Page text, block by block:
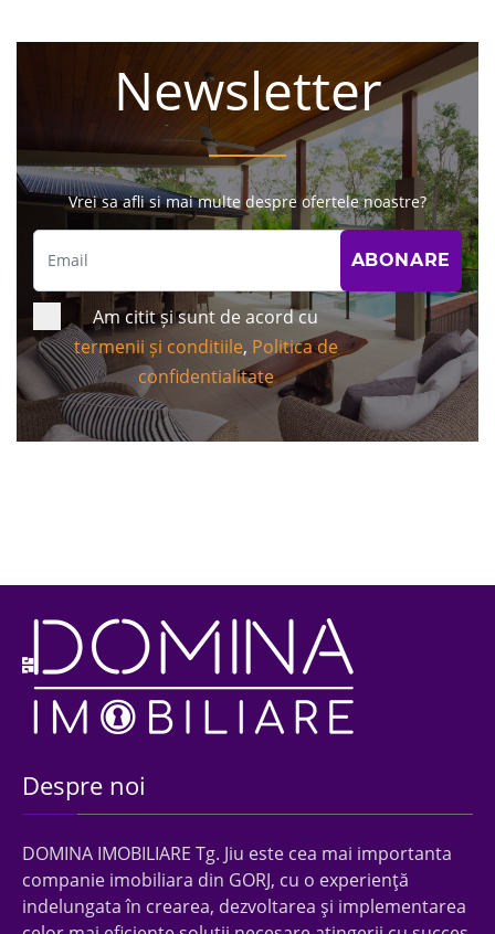
Newsletter
Vrei sa afli si mai multe despre ofertele noastre?
Am citit și sunt de acord cu
termenii și conditiile, Politica de
confidentialitate
Despre noi
DOMINA IMOBILIARE Tg. Jiu este cea mai importanta
companie imobiliara din GORJ, cu o experienţă
indelungata în crearea, dezvoltarea şi implementarea